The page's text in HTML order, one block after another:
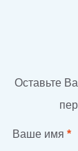
Оставьте
Ваше имя *